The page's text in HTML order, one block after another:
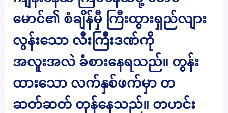
မောင်၏ စံချိန်မှီ ကြီးထွားရှည်လျား
လွန်းသော လီးကြီးဒဏ်ကို
အလူးအလဲ ခံစားနေရသည်။ တွန်း
ထားသော လက်နှစ်ဖက်မှာ တ
ဆတ်ဆတ် တုန်နေသည်။ တဟင်း